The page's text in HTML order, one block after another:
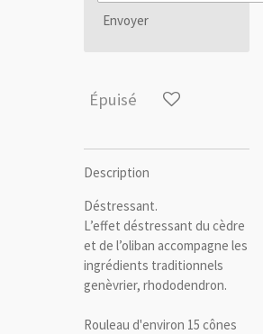
Envoyer
Épuisé
Description
Déstressant.
L’effet déstressant du cèdre
et de l’oliban accompagne les
ingrédients traditionnels
genèvrier, rhododendron.
Rouleau d'environ 15 cônes